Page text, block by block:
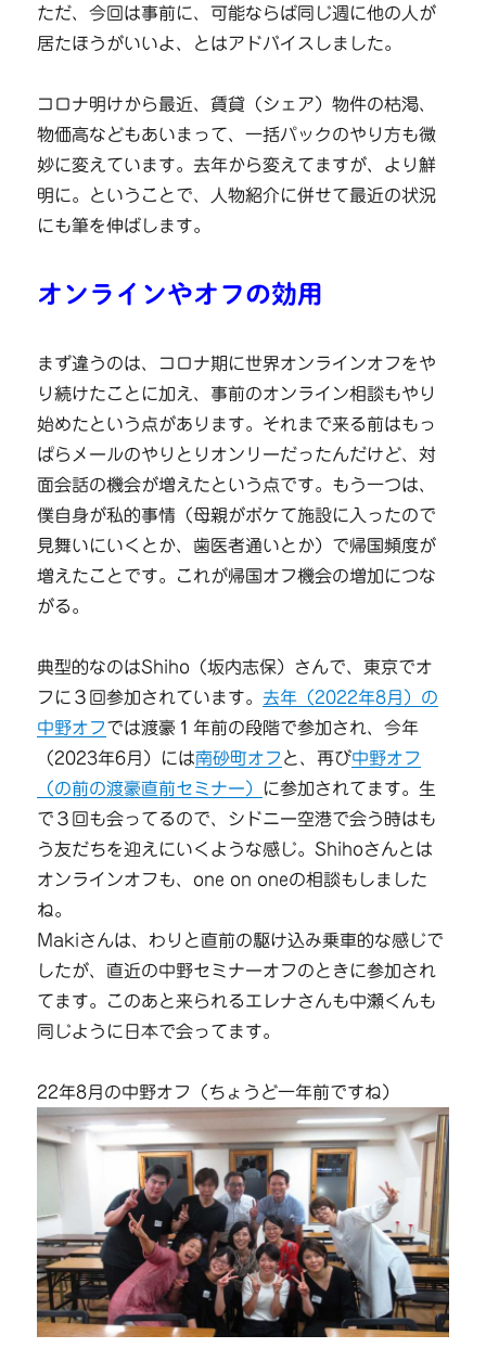
ただ、今回は事前に、可能ならば同じ週に他の人が
居たほうがいいよ、とはアドバイスしました。
コロナ明けから最近、賃貸（シェア）物件の枯渇、
物価高などもあいまって、一括パックのやり方も微
妙に変えています。去年から変えてますが、より鮮
明に。ということで、人物紹介に併せて最近の状況
にも筆を伸ばします。
オンラインやオフの効用
まず違うのは、コロナ期に世界オンラインオフをや
り続けたことに加え、事前のオンライン相談もやり
始めたという点があります。それまで来る前はもっ
ぱらメールのやりとりオンリーだったんだけど、対
面会話の機会が増えたという点です。もう一つは、
僕自身が私的事情（母親がボケて施設に入ったので
見舞いにいくとか、歯医者通いとか）で帰国頻度が
増えたことです。これが帰国オフ機会の増加につな
がる。
典型的なのはShiho（坂内志保）さんで、東京でオ
フに３回参加されています。去年（2022年8月）の
中野オフでは渡豪１年前の段階で参加され、今年
（2023年6月）には南砂町オフ と、再び中野オフ
（の前の渡豪直前セミナー） に参加されてます。生
で３回も会ってるので、シドニー空港で会う時はも
う友だちを迎えにいくような感じ。Shihoさんとは
オンラインオフも、one on oneの相談もしました
ね。
Makiさんは、わりと直前の駆け込み乗車的な感じで
したが、直近の中野セミナーオフのときに参加され
てます。このあと来られるエレナさんも中瀬くんも
同じように日本で会ってます。
22年8月の中野オフ（ちょうど一年前ですね）